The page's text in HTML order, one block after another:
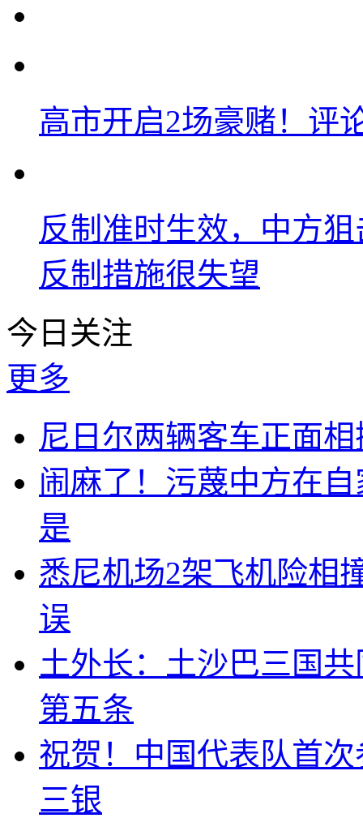
高市开启2场豪赌！评
反制准时生效，中方
反制措施很失望
今日关注
更多
尼日尔两辆客车正面
闹麻了！污蔑中方在
是
悉尼机场2架飞机险相
误
土外长：土沙巴三国
第五条
祝贺！中国代表队首
三银